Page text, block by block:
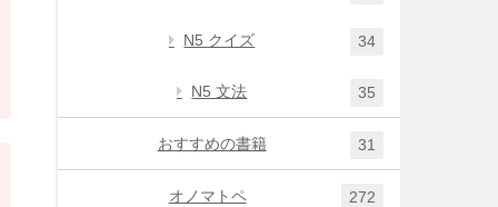
N5 クイズ 34
N5 文法 35
おすすめの書籍 31
オノマトペ 272